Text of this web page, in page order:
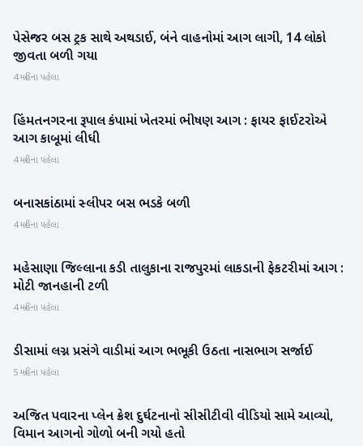
રાષ્ટ્રીય
પેસેન્જર બસ ટ્રક સાથે અથડાઈ, બંને વાહનોમાં આગ લાગી, 14 લોકો
જીવતા બળી ગયા
4 મહિના પહેલા
સાબરકાંઠા
હિંમતનગરના રૂપાલ કંપામાં ખેતરમાં ભીષણ આગ : ફાયર ફાઈટરોએ
આગ કાબૂમાં લીધી
4 મહિના પહેલા
ગુજરાત
બનાસકાંઠામાં સ્લીપર બસ ભડકે બળી
4 મહિના પહેલા
મહેસાણા
મહેસાણા જિલ્લાના કડી તાલુકાના રાજપુરમાં લાકડાની ફેકટરીમાં આગ :
મોટી જાનહાની ટળી
4 મહિના પહેલા
બનાસકાંઠા
ડીસામાં લગ્ન પ્રસંગે વાડીમાં આગ ભભૂકી ઉઠતા નાસભાગ સર્જાઈ
5 મહિના પહેલા
રાષ્ટ્રીય
અજિત પવારના પ્લેન ક્રેશ દુર્ઘટનાનો સીસીટીવી વીડિયો સામે આવ્યો,
વિમાન આગનો ગોળો બની ગયો હતો